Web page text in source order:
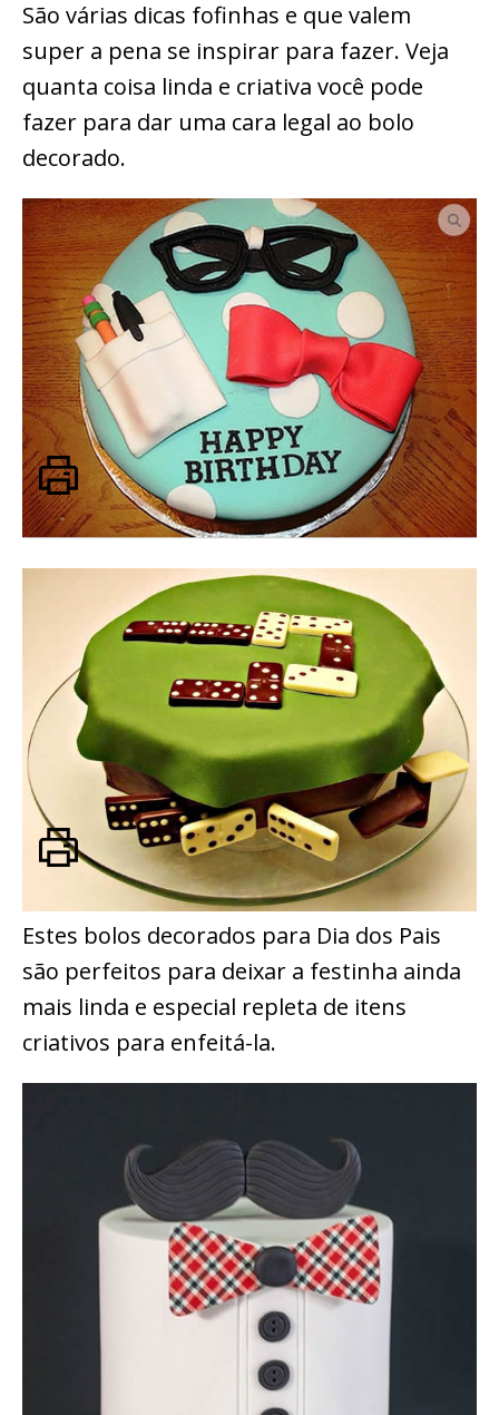
São várias dicas fofinhas e que valem
super a pena se inspirar para fazer. Veja
quanta coisa linda e criativa você pode
fazer para dar uma cara legal ao bolo
decorado.
Estes bolos decorados para Dia dos Pais
são perfeitos para deixar a festinha ainda
mais linda e especial repleta de itens
criativos para enfeitá-la.